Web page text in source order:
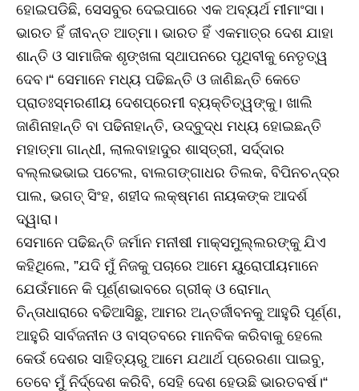
ହୋଇପଡିଛି, ସେସବୁର ଦେଇପାରେ ଏକ ଅବ୍ୟର୍ଥ ମୀମାଂସା।
ଭାରତ ହିଁ ଜୀବନ୍ତ ଆତ୍ମା। ଭାରତ ହିଁ ଏକମାତ୍ର ଦେଶ ଯାହା
ଶାନ୍ତି ଓ ସାମାଜିକ ଶୃଙ୍ଖଳା ସ୍ଥାପନରେ ପୃଥିବୀକୁ ନେତୃତ୍ୱ
ଦେବ।“ ସେମାନେ ମଧ୍ୟ ପଢିଛନ୍ତି ଓ ଜାଣିଛନ୍ତି କେତେ
ପ୍ରାତଃସ୍ମରଣୀୟ ଦେଶପ୍ରେମୀ ବ୍ୟକ୍ତିତ୍ୱଙ୍କୁ। ଖାଲି
ଜାଣିନାହାନ୍ତି ବା ପଢିନାହାନ୍ତି, ଉଦ୍‌ବୁଦ୍ଧ ମଧ୍ୟ ହୋଇଛନ୍ତି
ମହାତ୍ମା ଗାନ୍ଧୀ, ଲାଲବାହାଦୁର ଶାସ୍ତ୍ରୀ, ସର୍ଦ୍ଦାର
ବଲ୍ଲଭଭାଇ ପଟେଲ, ବାଲଗଙ୍ଗାଧର ତିଲକ, ବିପିନଚନ୍ଦ୍ର
ପାଲ, ଭଗତ୍‌ ସିଂହ, ଶହୀଦ ଲକ୍ଷ୍ମଣ ନାୟକଙ୍କ ଆଦର୍ଶ
ଦ୍ୱାରା।
ସେମାନେ ପଢିଛନ୍ତି ଜର୍ମାନ ମନୀଷୀ ମାକ୍‌ସମୁଲ୍ଲରଙ୍କୁ ଯିଏ
କହିଥିଲେ, ”ଯଦି ମୁଁ ନିଜକୁ ପଚାରେ ଆମେ ୟୁରୋପୀୟମାନେ
ଯେଉଁମାନେ କି ପୂର୍ଣ୍ଣଭାବରେ ଗ୍ରୀକ୍‌ ଓ ରୋମାନ୍‌
ଚିନ୍ତାଧାରାରେ ବଢିଆସିଛୁ, ଆମର ଅନ୍ତର୍ଜୀବନକୁ ଆହୁରି ପୂର୍ଣ୍ଣ,
ଆହୁରି ସାର୍ବଜନୀନ ଓ ବାସ୍ତବରେ ମାନବିକ କରିବାକୁ ହେଲେ
କେଉଁ ଦେଶର ସାହିତ୍ୟରୁ ଆମେ ଯଥାର୍ଥ ପ୍ରେରଣା ପାଇବୁ,
ତେବେ ମୁଁ ନିର୍ଦ୍ଦେଶ କରିବି, ସେହି ଦେଶ ହେଉଛି ଭାରତବର୍ଷ।“